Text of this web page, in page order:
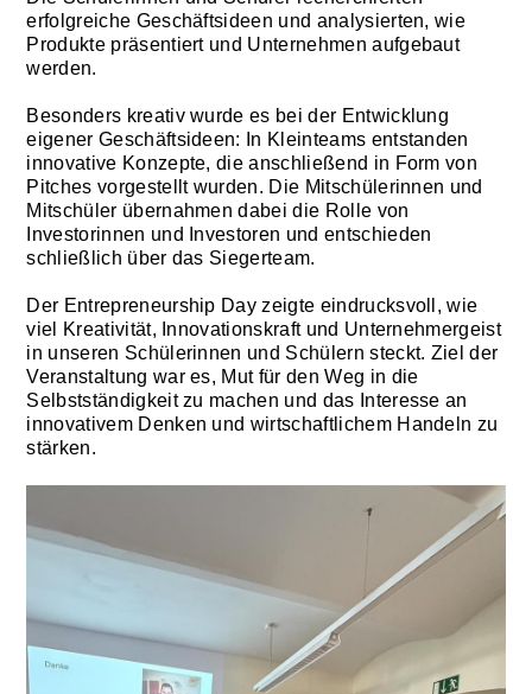
erfolgreiche Geschäftsideen und analysierten, wie
Produkte präsentiert und Unternehmen aufgebaut
werden.
Besonders kreativ wurde es bei der Entwicklung
eigener Geschäftsideen: In Kleinteams entstanden
innovative Konzepte, die anschließend in Form von
Pitches vorgestellt wurden. Die Mitschülerinnen und
Mitschüler übernahmen dabei die Rolle von
Investorinnen und Investoren und entschieden
schließlich über das Siegerteam.
Der Entrepreneurship Day zeigte eindrucksvoll, wie
viel Kreativität, Innovationskraft und Unternehmergeist
in unseren Schülerinnen und Schülern steckt. Ziel der
Veranstaltung war es, Mut für den Weg in die
Selbstständigkeit zu machen und das Interesse an
innovativem Denken und wirtschaftlichem Handeln zu
stärken.